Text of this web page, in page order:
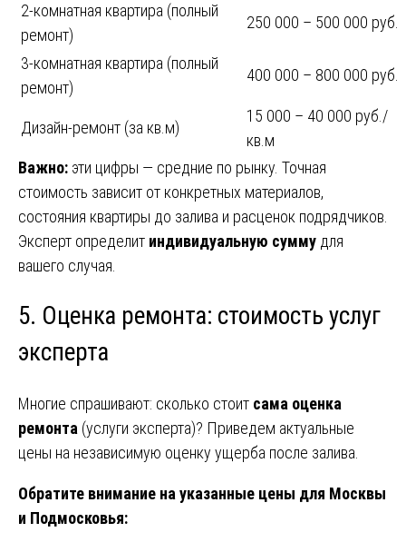
2-комнатная квартира (полный
ремонт)
250 000 – 500 000 руб.
3-комнатная квартира (полный
ремонт)
400 000 – 800 000 руб.
Дизайн-ремонт (за кв.м)
15 000 – 40 000 руб./
кв.м
Важно: эти цифры — средние по рынку. Точная
стоимость зависит от конкретных материалов,
состояния квартиры до залива и расценок подрядчиков.
Эксперт определит индивидуальную сумму для
вашего случая.
5. Оценка ремонта: стоимость услуг
эксперта
Многие спрашивают: сколько стоит сама оценка
ремонта (услуги эксперта)? Приведем актуальные
цены на независимую оценку ущерба после залива.
Обратите внимание на указанные цены для Москвы
и Подмосковья: